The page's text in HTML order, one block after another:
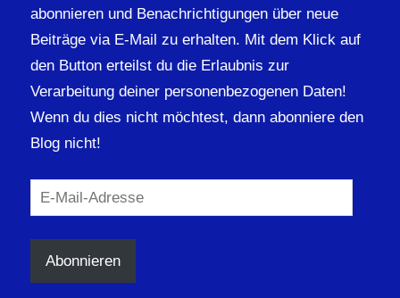
abonnieren und Benachrichtigungen über neue
Beiträge via E-Mail zu erhalten. Mit dem Klick auf
den Button erteilst du die Erlaubnis zur
Verarbeitung deiner personenbezogenen Daten!
Wenn du dies nicht möchtest, dann abonniere den
Blog nicht!
E-
Mail-
Adresse
Abonnieren